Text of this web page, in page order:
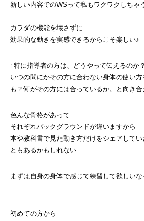
新しい内容でのWSって私もワクワクしちゃ
カラダの機能を壊さずに
効果的な動きを実感できるからこそ楽しい♪
↑特に指導者の方は、どうやって伝えるのか
いつの間にかその方に合わない身体の使い
も？何がその方には合っているか。と向き合
色んな骨格があって
それぞれバックグラウンドが違いますから
本や教科書で見た動き方だけをシェアして
ともあるかもしれない…
まずは自身の身体で感じて練習して欲しい
初めての方から